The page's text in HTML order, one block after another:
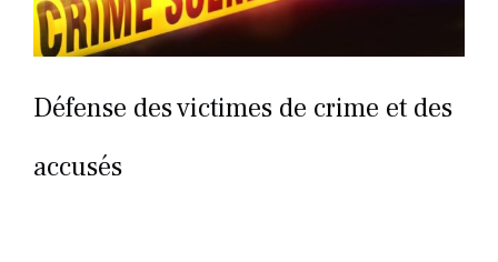
Défense des victimes de crime et des
accusés